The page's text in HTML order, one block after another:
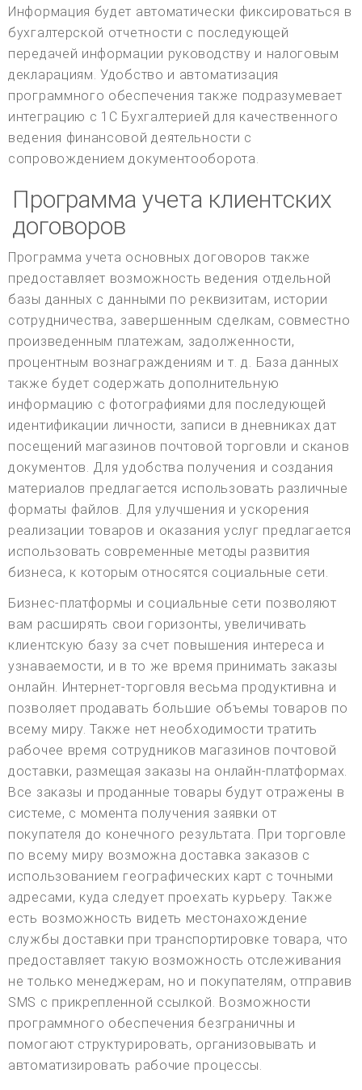
Информация будет автоматически фиксироваться в
бухгалтерской отчетности с последующей
передачей информации руководству и налоговым
декларациям. Удобство и автоматизация
программного обеспечения также подразумевает
интеграцию с 1С Бухгалтерией для качественного
ведения финансовой деятельности с
сопровождением документооборота.
Программа учета клиентских
договоров
Программа учета основных договоров также
предоставляет возможность ведения отдельной
базы данных с данными по реквизитам, истории
сотрудничества, завершенным сделкам, совместно
произведенным платежам, задолженности,
процентным вознаграждениям и т. д. База данных
также будет содержать дополнительную
информацию с фотографиями для последующей
идентификации личности, записи в дневниках дат
посещений магазинов почтовой торговли и сканов
документов. Для удобства получения и создания
материалов предлагается использовать различные
форматы файлов. Для улучшения и ускорения
реализации товаров и оказания услуг предлагается
использовать современные методы развития
бизнеса, к которым относятся социальные сети.
Бизнес-платформы и социальные сети позволяют
вам расширять свои горизонты, увеличивать
клиентскую базу за счет повышения интереса и
узнаваемости, и в то же время принимать заказы
онлайн. Интернет-торговля весьма продуктивна и
позволяет продавать большие объемы товаров по
всему миру. Также нет необходимости тратить
рабочее время сотрудников магазинов почтовой
доставки, размещая заказы на онлайн-платформах.
Все заказы и проданные товары будут отражены в
системе, с момента получения заявки от
покупателя до конечного результата. При торговле
по всему миру возможна доставка заказов с
использованием географических карт с точными
адресами, куда следует проехать курьеру. Также
есть возможность видеть местонахождение
службы доставки при транспортировке товара, что
предоставляет такую возможность отслеживания
не только менеджерам, но и покупателям, отправив
SMS с прикрепленной ссылкой. Возможности
программного обеспечения безграничны и
помогают структурировать, организовывать и
автоматизировать рабочие процессы.